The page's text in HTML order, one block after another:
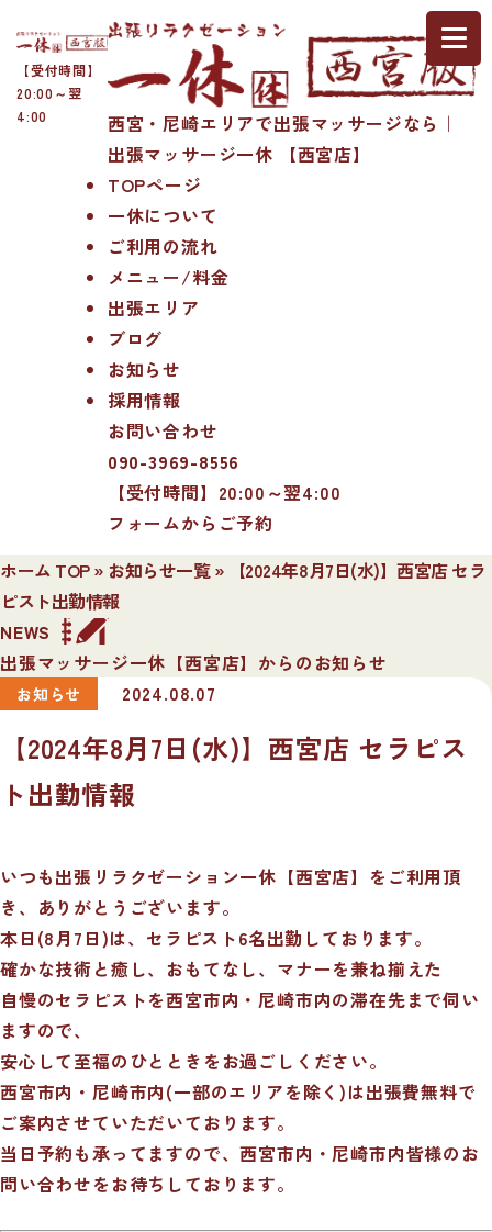
【受付時間】
20:00～翌
4:00
西宮・尼崎エリアで出張マッサージなら｜
出張マッサージ一休 【西宮店】
TOPページ
一休について
ご利用の流れ
メニュー/料金
出張エリア
ブログ
お知らせ
採用情報
お問い合わせ
090-3969-8556
【受付時間】20:00～翌4:00
フォームからご予約
ホーム TOP» お知らせ一覧»
【2024年8月7日(水)】西宮店 セラ
ピスト出勤情報
NEWS
出張マッサージ一休【西宮店】からのお知らせ
お知らせ 2024.08.07
【2024年8月7日(水)】西宮店 セラピス
ト出勤情報
いつも出張リラクゼーション一休【西宮店】をご利用頂
き、ありがとうございます。
本日(8月7日)は、セラピスト6名出勤しております。
確かな技術と癒し、おもてなし、マナーを兼ね揃えた
自慢のセラピストを西宮市内・尼崎市内の滞在先まで伺い
ますので、
安心して至福のひとときをお過ごしください。
西宮市内・尼崎市内(一部のエリアを除く)は出張費無料で
ご案内させていただいております。
当日予約も承ってますので、西宮市内・尼崎市内皆様のお
問い合わせをお待ちしております。